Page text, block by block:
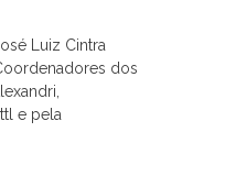
Luiz Cintra
dos
e pela